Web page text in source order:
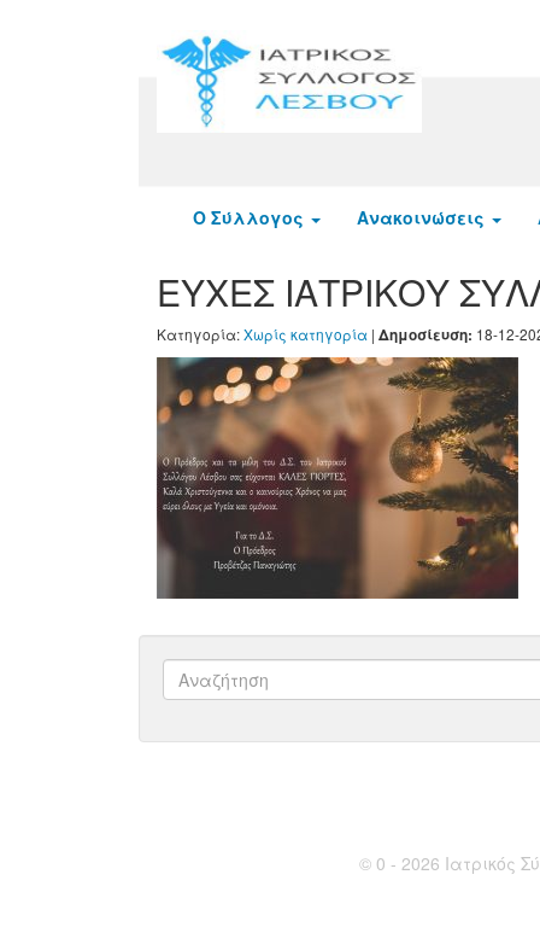
Ο Σύλλογος Ανακοινώσεις
ΕΥΧΕΣ ΙΑΤΡΙΚΟΥ
Κατηγορία:Χωρίς κατηγορία | Δημοσίευση: 18-12-
© 0 - 2026 Ιατρικός